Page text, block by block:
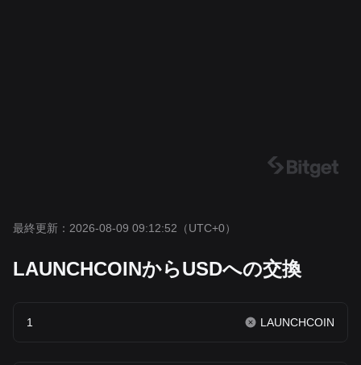
最終更新：2026-08-09 09:12:52 （UTC+0）
LAUNCHCOINからUSDへの交換
LAUNCHCOIN